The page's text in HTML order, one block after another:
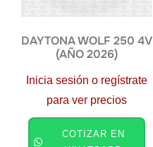
DAYTONA WOLF 250 4V
(AÑO 2026)
Inicia sesión o regístrate
para ver precios
COTIZAR EN